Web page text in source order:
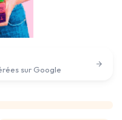
sur Google